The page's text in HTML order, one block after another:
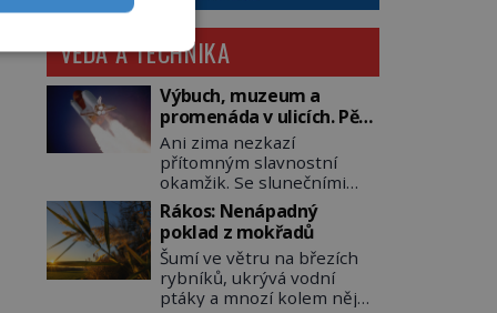
VĚDA A TECHNIKA
Výbuch, muzeum a
promenáda v ulicích. Pět
osudů nejslavnějších
raketoplánů
Ani zima nezkazí
přítomným slavnostní
okamžik. Se slunečními
brýlemi hledí na startující
raketu, která má do
vesmíru vynést kromě
posádky také obyčejnou
učitelku. Po několika
sekundách všem ztuhnou
Rákos: Nenápadný
poklad z mokřadů
Šumí ve větru na březích
rybníků, ukrývá vodní
ptáky a mnozí kolem něj